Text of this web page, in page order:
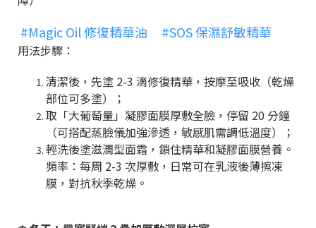
#Magic Oil 修復精華油 #SOS 保濕舒敏精華
用法步驟：
清潔後，先塗 2-3 滴修復精華，按摩至吸收（乾燥
部位可多塗）；
取「大葡萄量」凝膠面膜厚敷全臉，停留 20 分鐘
（可搭配蒸臉儀加強滲透，敏感肌需調低溫度）；
輕洗後塗滋潤型面霜，鎖住精華和凝膠面膜營養。
頻率：每周 2-3 次厚敷，日常可在乳液後薄擦凍
膜，對抗秋季乾燥。